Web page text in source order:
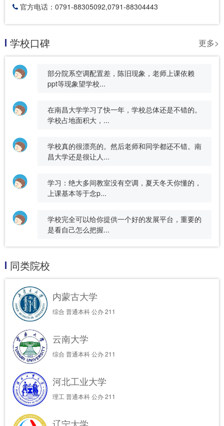
官方电话：0791-88305092,0791-88304443
学校口碑 更多>
部分院系空调配置差，陈旧现象，老师上课依赖
ppt等现象望学校...
在南昌大学学习了快一年，学校总体还是不错的。
学校占地面积大，...
学校真的很漂亮的。然后老师和同学都还不错。南
昌大学还是很让人...
学习：绝大多间教室没有空调，夏天冬天你懂的，
上课基本等于念p...
学校完全可以给你提供一个好的发展平台，重要的
是看自己怎么把握...
同类院校
内蒙古大学
综合 普通本科公办211
云南大学
综合 普通本科公办211
河北工业大学
理工 普通本科公办211
辽宁大学